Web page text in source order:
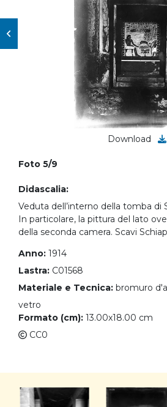
Download
Foto 5/9
Didascalia:
Veduta dell’interno della tomba di
In particolare, la pittura del lato
della seconda camera. Scavi
Anno: 1914
Lastra: C01568
Materiale e Tecnica: bromuro
vetro
Formato (cm): 13.00x18.00 cm
CC0